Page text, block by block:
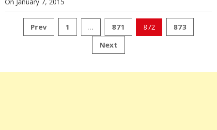
Posts
Prev 1 … 871 872
873
Next